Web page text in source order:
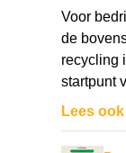
Voor
de
recycling
startpunt
Lees ook